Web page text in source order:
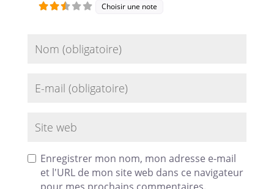
Choisir une note
Enregistrer mon nom, mon adresse e-mail
et l'URL de mon site web dans ce navigateur